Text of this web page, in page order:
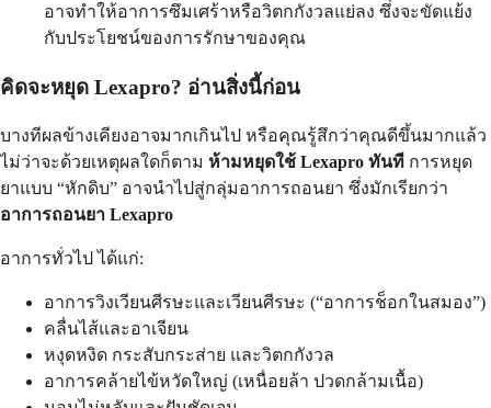
อาจทำให้อาการซึมเศร้าหรือวิตกกังวลแย่ลง ซึ่งจะขัดแย้ง
กับประโยชน์ของการรักษาของคุณ
คิดจะหยุด Lexapro? อ่านสิ่งนี้ก่อน
บางทีผลข้างเคียงอาจมากเกินไป หรือคุณรู้สึกว่าคุณดีขึ้นมากแล้ว
ไม่ว่าจะด้วยเหตุผลใดก็ตาม ห้ามหยุดใช้ Lexapro ทันที การหยุด
ยาแบบ “หักดิบ” อาจนำไปสู่กลุ่มอาการถอนยา ซึ่งมักเรียกว่า
อาการถอนยา Lexapro
อาการทั่วไป ได้แก่:
อาการวิงเวียนศีรษะและเวียนศีรษะ (“อาการช็อกในสมอง”)
คลื่นไส้และอาเจียน
หงุดหงิด กระสับกระส่าย และวิตกกังวล
อาการคล้ายไข้หวัดใหญ่ (เหนื่อยล้า ปวดกล้ามเนื้อ)